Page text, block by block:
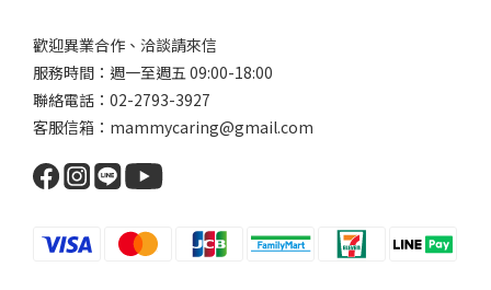
歡迎異業合作、洽談請來信
服務時間：週一至週五 09:00-18:00
聯絡電話：02-2793-3927
客服信箱：mammycaring@gmail.com